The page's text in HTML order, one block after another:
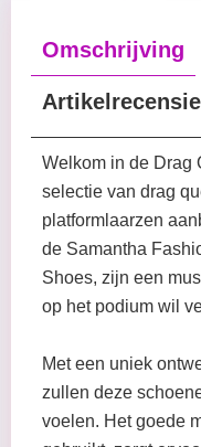
Omschrijving
Welkom in de Drag
selectie van drag
platformlaarzen
de Samantha
Shoes, zijn een
op het podium wil
Met een uniek
zullen deze
voelen. Het goede